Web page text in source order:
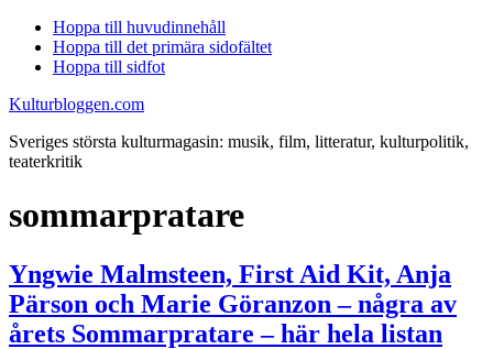
Hoppa till huvudinnehåll
Hoppa till det primära sidofältet
Hoppa till sidfot
Kulturbloggen.com
Sveriges största kulturmagasin: musik, film, litteratur, kulturpolitik,
teaterkritik
sommarpratare
Yngwie Malmsteen, First Aid Kit, Anja
Pärson och Marie Göranzon – några av
årets Sommarpratare – här hela listan